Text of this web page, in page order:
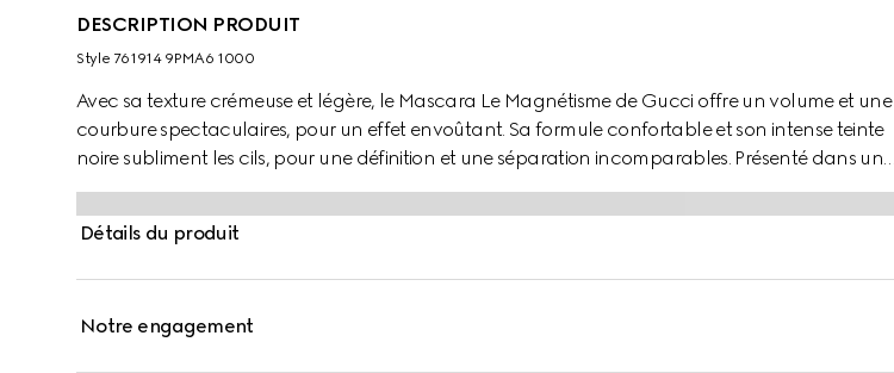
DESCRIPTION PRODUIT
Style ‎761914 9PMA6 1000
Avec sa texture crémeuse et légère, le Mascara Le Magnétisme de Gucci offre un volume et une
courbure spectaculaires, pour un effet envoûtant. Sa formule confortable et son intense teinte
noire subliment les cils, pour une définition et une séparation incomparables. Présenté dans un
élégant tube noir et doté d’une baguette dorée, ce mascara orné du logo Gucci doré est un
véritable objet de désir.
Détails du produit
Notre engagement